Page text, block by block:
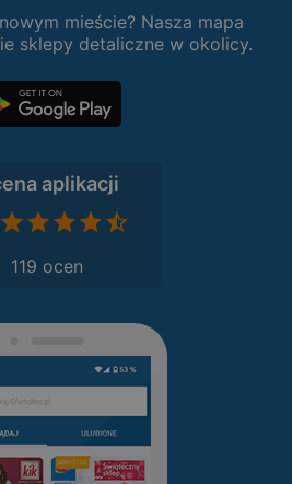
mieście? Nasza mapa
sklepy detaliczne w okolicy.
aplikacji
119 ocen